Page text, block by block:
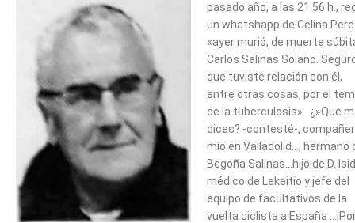
pasado año, a las 21:56 h.,
un whatshapp de Celina
«ayer murió, de muerte
Carlos Salinas Solano.
que tuviste relación con él,
entre otras cosas, por el
de la tuberculosis». ¿»Que
dices? -contesté-,
mío en Valladolid…, hermano
Begoña Salinas…hijo de D.
médico de Lekeitio y jefe del
equipo de facultativos de la
vuelta ciclista a España